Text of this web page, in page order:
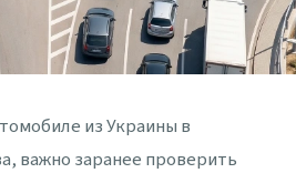
из Украины в
важно заранее проверить